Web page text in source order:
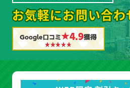
お気軽にお問い合
Google口コミ★4.9獲得